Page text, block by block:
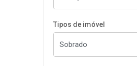
Tipos de imóvel